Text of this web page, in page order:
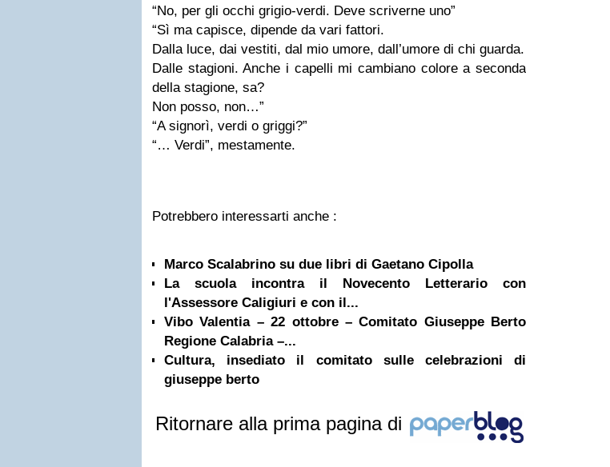
“No, per gli occhi grigio-verdi. Deve scriverne uno”
“Sì ma capisce, dipende da vari fattori.
Dalla luce, dai vestiti, dal mio umore, dall’umore di chi guarda.
Dalle stagioni. Anche i capelli mi cambiano colore a seconda
della stagione, sa?
Non posso, non…”
“A signorì, verdi o griggi?”
“… Verdi”, mestamente.
Potrebbero interessarti anche :
Marco Scalabrino su due libri di Gaetano Cipolla
La scuola incontra il Novecento Letterario con
l'Assessore Caligiuri e con il...
Vibo Valentia – 22 ottobre – Comitato Giuseppe Berto
Regione Calabria –...
Cultura, insediato il comitato sulle celebrazioni di
giuseppe berto
Ritornare alla prima pagina di